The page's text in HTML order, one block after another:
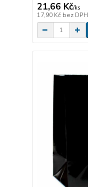
21,66 Kč/ks
17,90 Kč bez DPH